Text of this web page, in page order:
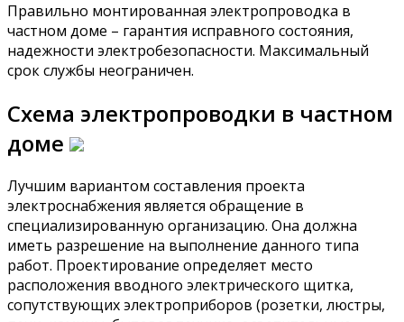
Правильно монтированная электропроводка в
частном доме – гарантия исправного состояния,
надежности электробезопасности. Максимальный
срок службы неограничен.
Схема электропроводки в частном
доме
Лучшим вариантом составления проекта
электроснабжения является обращение в
специализированную организацию. Она должна
иметь разрешение на выполнение данного типа
работ. Проектирование определяет место
расположения вводного электрического щитка,
сопутствующих электроприборов (розетки, люстры,